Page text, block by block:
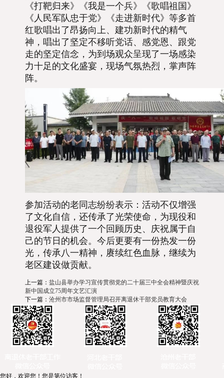
《打靶归来》《我是一个兵》《歌唱祖国》
《人民军队忠于党》《走进新时代》等多首
红歌唱出了昂扬向上、建功新时代的精气
神，唱出了坚定不移听党话、感党恩、跟党
走的坚定信念，为到场观众呈现了一场感染
力十足的文化盛宴， 现场气氛热烈， 掌声阵
阵。
参加活动的老同志纷纷表示：活动不仅增强
了文化自信，还传承了光荣使命，为现役和
退役军人提供了一个回顾历史、庆祝属于自
己的节日的机会。今后更要有一份热发一份
光， 传承八一精神，赓续红色血脉， 继续为
老区建设做贡献。
上一篇： 盐山县举办学习宣传贯彻党的二十届三中全会精神暨庆祝
新中国成立75周年文艺汇演
下一篇： 沧州市市场监督管理局召开离退休干部党员教育大会
您好，欢迎您！您是第位访客！